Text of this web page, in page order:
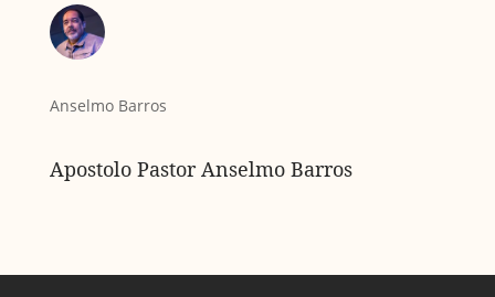
Anselmo Barros
Apostolo Pastor Anselmo Barros